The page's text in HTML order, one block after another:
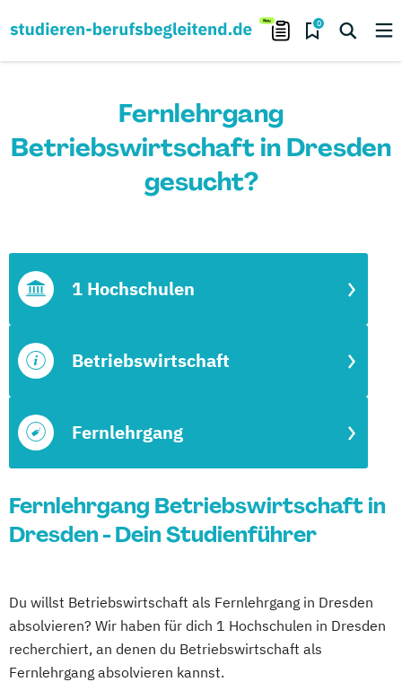
0
Fernlehrgang
Betriebswirtschaft in Dresden
gesucht?
Fernlehrgang
Betriebswirtschaft
1 Hochschulen
Fernlehrgang Betriebswirtschaft in
Dresden - Dein Studienführer
Du willst Betriebswirtschaft als Fernlehrgang in Dresden
absolvieren? Wir haben für dich 1 Hochschulen in Dresden
recherchiert, an denen du Betriebswirtschaft als
Fernlehrgang absolvieren kannst.